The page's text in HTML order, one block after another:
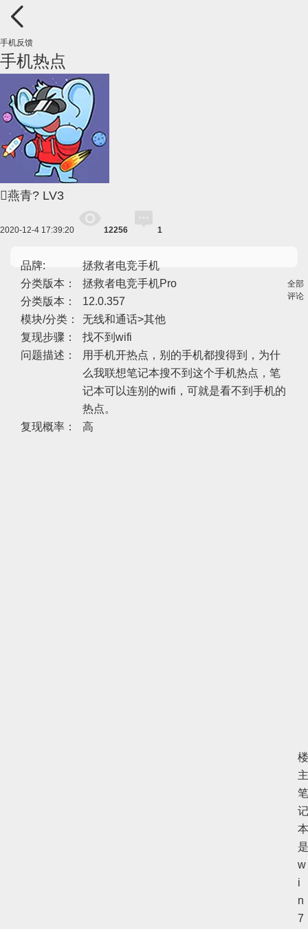
手机反馈
手机热点
燕青? LV3
2020-12-4 17:39:20 12256 1
品牌:
拯救者电竞手机
分类版本：
拯救者电竞手机Pro
分类版本：
12.0.357
模块/分类：
无线和通话>其他
复现步骤：
找不到wifi
问题描述：
用手机开热点，别的手机都搜得到，为什
么我联想笔记本搜不到这个手机热点，笔
记本可以连别的wifi，可就是看不到手机的
热点。
复现概率：
高
全部
评论
楼
主
笔
记
本
是
w
i
n
7